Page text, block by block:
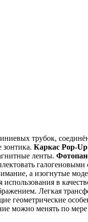
трубок,
зонтика. Каркас Pop-Up
ленты.
а изогнутые
использования в
Легкая
геометрические
можно менять по